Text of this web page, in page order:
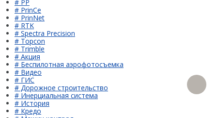
# PP
# PrinCe
# PrinNet
# RTK
# Spectra Precision
# Topcon
# Trimble
# Акция
# Беспилотная аэрофотосъемка
# Видео
# ГИС
# Дорожное строительство
# Инерциальная система
# История
# Кредо